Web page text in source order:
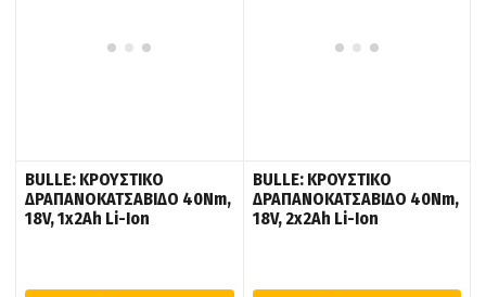
BULLE: ΚΡΟΥΣΤΙΚΟ
ΔΡΑΠΑΝΟΚΑΤΣΑΒΙΔΟ 40Nm,
18V, 1x2Ah Li-Ion
BULLE: ΚΡΟΥΣΤΙΚΟ
ΔΡΑΠΑΝΟΚΑΤΣΑΒΙΔΟ 40Nm,
18V, 2x2Ah Li-Ion